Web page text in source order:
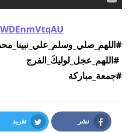
#اللهم_عجل_لوليكَ_الفرج
#جمعة_مباركة
نشر تغريد